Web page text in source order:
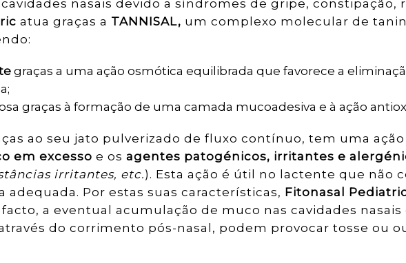
nasais devido a síndromes de gripe, constipação,
atua graças a TANNISAL, um complexo molecular de
graças a uma ação osmótica equilibrada que favorece a
graças à formação de uma camada mucoadesiva e à ação
ao seu jato pulverizado de fluxo contínuo, tem uma
em excesso e os agentes patogénicos, irritantes e
irritantes, etc.). Esta ação é útil no lactente que não
adequada. Por estas suas características, Fitonasal
facto, a eventual acumulação de muco nas cavidades
do corrimento pós-nasal, podem provocar tosse ou